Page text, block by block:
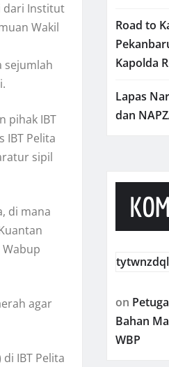
dari Institut
Wakil
sejumlah
pihak IBT
IBT Pelita
sipil
di mana
agar
IBT Pelita
Road to
Kapolda
Lapas
dan
on
Bahan
WBP